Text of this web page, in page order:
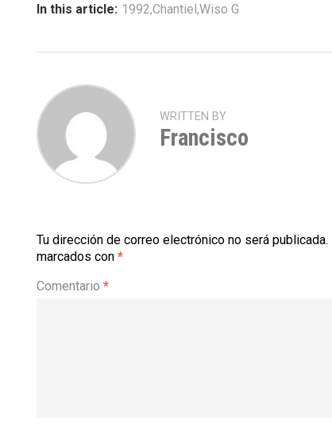
In this article: 1992,Chantiel,Wiso G
WRITTEN BY
Francisco
Tu dirección de correo electrónico no será publicada.
marcados con *
Comentario *